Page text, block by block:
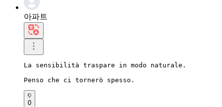
아파트
La sensibilità traspare in modo naturale.
Penso che ci tornerò spesso.
0